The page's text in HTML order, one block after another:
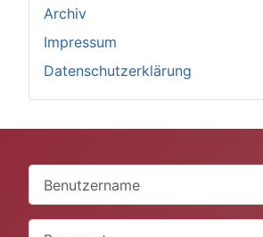
Archiv
Impressum
Datenschutzerklärung